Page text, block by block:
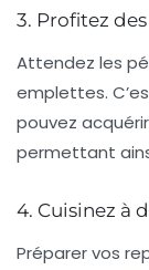
3. Profitez
Attendez les
emplettes.
pouvez
permettant
4. Cuisinez à
Préparer vos